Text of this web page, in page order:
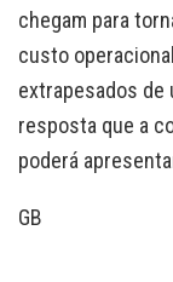
chegam para
custo
extrapesados de
resposta que a
poderá
GB